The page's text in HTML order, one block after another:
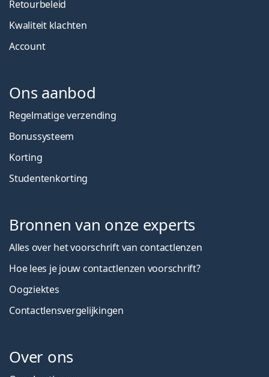
Retourbeleid
Kwaliteit klachten
Account
Ons aanbod
Regelmatige verzending
Bonussysteem
Korting
Studentenkorting
Bronnen van onze experts
Alles over het voorschrift van contactlenzen
Hoe lees je jouw contactlenzen voorschrift?
Oogziektes
Contactlensvergelijkingen
Over ons